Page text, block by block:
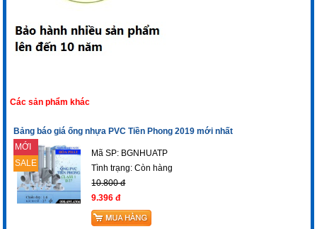
Các sản phẩm khác
Bảng báo giá ống nhựa PVC Tiền Phong 2019 mới nhất
MỚI
SALE
Mã SP: BGNHUATP
Tình trạng:Còn hàng
10.800 đ
9.396 đ